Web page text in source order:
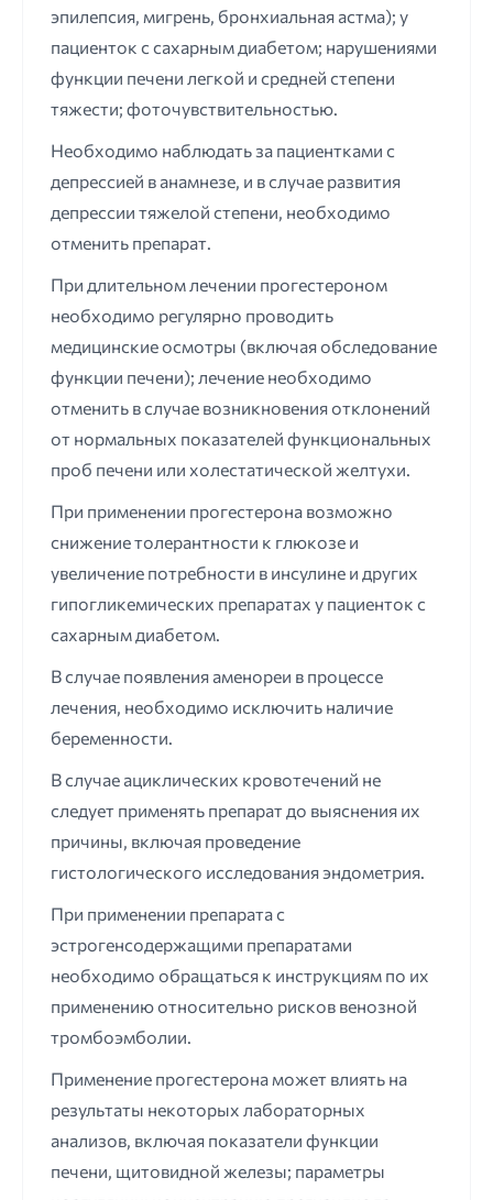
эпилепсия, мигрень, бронхиальная астма); у
пациенток с сахарным диабетом; нарушениями
функции печени легкой и средней степени
тяжести; фоточувствительностью.
Необходимо наблюдать за пациентками с
депрессией в анамнезе, и в случае развития
депрессии тяжелой степени, необходимо
отменить препарат.
При длительном лечении прогестероном
необходимо регулярно проводить
медицинские осмотры (включая обследование
функции печени); лечение необходимо
отменить в случае возникновения отклонений
от нормальных показателей функциональных
проб печени или холестатической желтухи.
При применении прогестерона возможно
снижение толерантности к глюкозе и
увеличение потребности в инсулине и других
гипогликемических препаратах у пациенток с
сахарным диабетом.
В случае появления аменореи в процессе
лечения, необходимо исключить наличие
беременности.
В случае ациклических кровотечений не
следует применять препарат до выяснения их
причины, включая проведение
гистологического исследования эндометрия.
При применении препарата с
эстрогенсодержащими препаратами
необходимо обращаться к инструкциям по их
применению относительно рисков венозной
тромбоэмболии.
Применение прогестерона может влиять на
результаты некоторых лабораторных
анализов, включая показатели функции
печени, щитовидной железы; параметры